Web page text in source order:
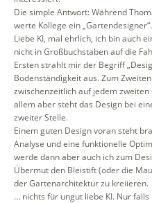
Die simple Antwort: Während
werte Kollege ein „Gartendesigner“.
Liebe KI, mal ehrlich, ich bin auch
nicht in Großbuchstaben auf die
Ersten strahlt mir der Begriff
Bodenständigkeit aus. Zum
zwischenzeitlich auf jedem
allem aber steht das Design bei
zweiter Stelle.
Einem guten Design voran steht
Analyse und eine funktionelle
werde dann aber auch ich zum
Übermut den Bleistift (oder die
der Gartenarchitektur zu kreiieren.
… nichts für ungut liebe KI. Nur